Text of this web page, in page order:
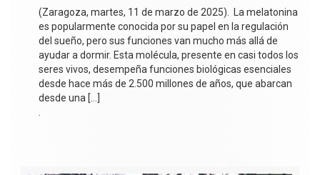
(Zaragoza, martes, 11 de marzo de 2025). La melatonina
es popularmente conocida por su papel en la regulación
del sueño, pero sus funciones van mucho más allá de
ayudar a dormir. Esta molécula, presente en casi todos los
seres vivos, desempeña funciones biológicas esenciales
desde hace más de 2.500 millones de años, que abarcan
desde una […]